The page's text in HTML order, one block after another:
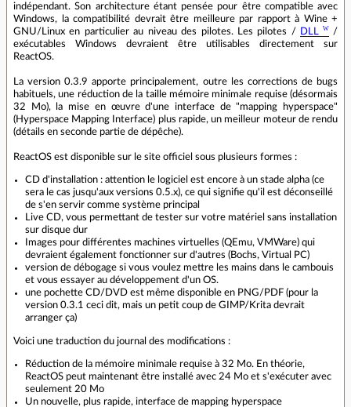
indépendant. Son architecture étant pensée pour être compatible avec
Windows, la compatibilité devrait être meilleure par rapport à Wine +
GNU/Linux en particulier au niveau des pilotes. Les pilotes /
DLL
/
exécutables Windows devraient être utilisables directement sur
ReactOS.
La version 0.3.9 apporte principalement, outre les corrections de bugs
habituels, une réduction de la taille mémoire minimale requise (désormais
32 Mo), la mise en œuvre d'une interface de "mapping hyperspace"
(Hyperspace Mapping Interface) plus rapide, un meilleur moteur de rendu
(détails en seconde partie de dépêche).
ReactOS est disponible sur le site officiel sous plusieurs formes :
CD d'installation : attention le logiciel est encore à un stade alpha (ce
sera le cas jusqu'aux versions 0.5.x), ce qui signifie qu'il est déconseillé
de s'en servir comme système principal
Live CD, vous permettant de tester sur votre matériel sans installation
sur disque dur
Images pour différentes machines virtuelles (QEmu, VMWare) qui
devraient également fonctionner sur d'autres (Bochs, Virtual PC)
version de débogage si vous voulez mettre les mains dans le cambouis
et vous essayer au développement d'un OS.
une pochette CD/DVD est même disponible en PNG/PDF (pour la
version 0.3.1 ceci dit, mais un petit coup de GIMP/Krita devrait
arranger ça)
Voici une traduction du journal des modifications :
Réduction de la mémoire minimale requise à 32 Mo. En théorie,
ReactOS peut maintenant être installé avec 24 Mo et s'exécuter avec
seulement 20 Mo
Un nouvelle, plus rapide, interface de mapping hyperspace